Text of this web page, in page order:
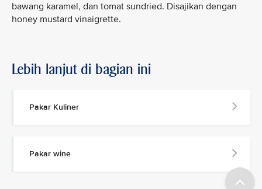
bawang karamel, dan tomat sundried. Disajikan dengan
honey mustard vinaigrette.
Lebih lanjut di bagian ini
Pakar Kuliner
Pakar wine